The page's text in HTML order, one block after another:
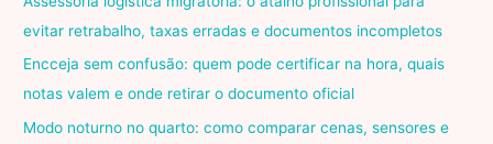
evitar retrabalho, taxas erradas e documentos incompletos
Encceja sem confusão: quem pode certificar na hora, quais
notas valem e onde retirar o documento oficial
Modo noturno no quarto: como comparar cenas, sensores e